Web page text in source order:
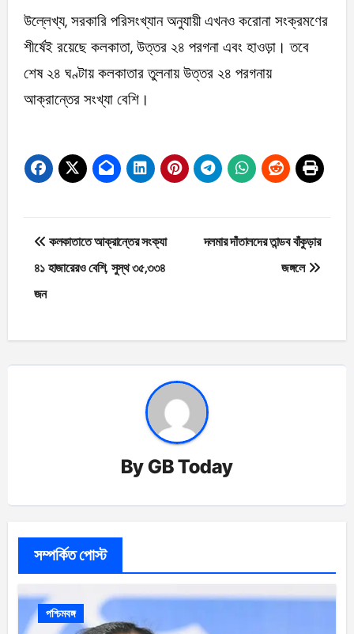
উল্লেখ্য, সরকারি পরিসংখ্যান অনুযায়ী এখনও করোনা সংক্রমণের
শীর্ষেই রয়েছে কলকাতা, উত্তর ২৪ পরগনা এবং হাওড়া। তবে
শেষ ২৪ ঘণ্টায় কলকাতার তুলনায় উত্তর ২৪ পরগনায়
আক্রান্তের সংখ্যা বেশি।
Post
navigation
কলকাতাতে আক্রান্তের সংক্যা
৪১ হাজারেরও বেশি, সুস্থ ৩৫,৩৩৪
জন
দলমার দাঁতালদের তান্ডব বাঁকুড়ার
জঙ্গলে
ByGB Today
সম্পর্কিত পোস্ট
পশ্চিমবঙ্গ